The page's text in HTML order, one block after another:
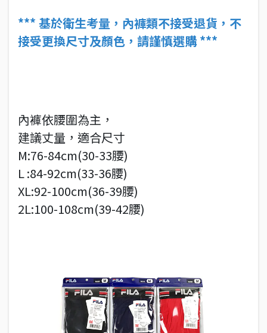
*** 基於衛生考量，內褲類不接受退貨，不
接受更換尺寸及顏色，請謹慎選購 ***
內褲依腰圍為主，
建議丈量，適合尺寸
M:76-84cm(30-33腰)
L :84-92cm(33-36腰)
XL:92-100cm(36-39腰)
2L:100-108cm(39-42腰)